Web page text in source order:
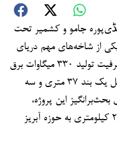
جامو و کشمیر تحت
یکی از شاخه‌های مهم دریای
جهلم، ساخته شده است. این پروژه با ظرفیت تولید ۳۳۰ میگاوات برق
و هزینه‌ای حدود ۸۶۴ میلیون دالر، شامل یک بند ۳۷ متری و سه
این پروژه،
انتقال آب رودخانه از طریق یک تونل ۲۴ کیلومتری به حوزه آبریز